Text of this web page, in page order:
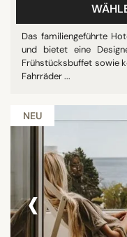
Das familiengeführte
und bietet eine
Frühstücksbuffet sowie
Fahrräder ...
NEU
‹